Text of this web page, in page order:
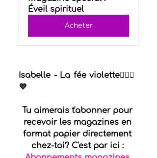
Éveil spirituel
Acheter
Isabelle - La fée violette🧚🏻‍♀️
💜
Tu aimerais t'abonner pour
recevoir les magazines en
format papier directement
chez-toi? C'est par ici :